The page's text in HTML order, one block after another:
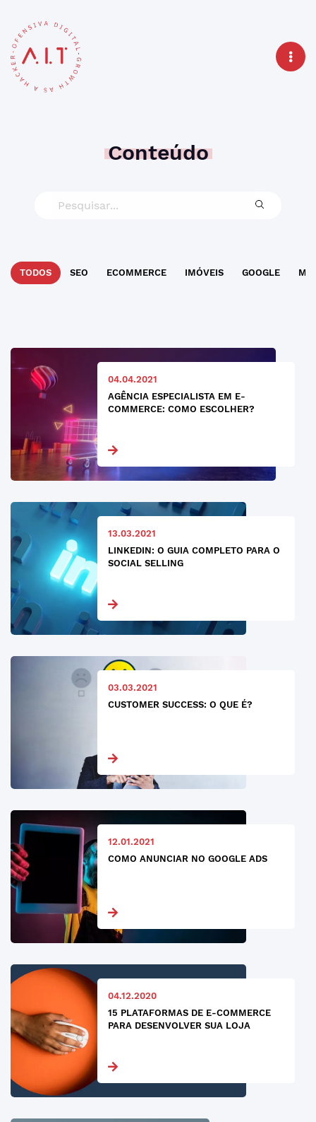
Conteúdo
TODOS SEO ECOMMERCE IMÓVEIS GOOGLE
04.04.2021
AGÊNCIA ESPECIALISTA EM E-
COMMERCE: COMO ESCOLHER?
13.03.2021
LINKEDIN: O GUIA COMPLETO PARA O
SOCIAL SELLING
03.03.2021
CUSTOMER SUCCESS: O QUE É?
12.01.2021
COMO ANUNCIAR NO GOOGLE ADS
04.12.2020
15 PLATAFORMAS DE E-COMMERCE
PARA DESENVOLVER SUA LOJA